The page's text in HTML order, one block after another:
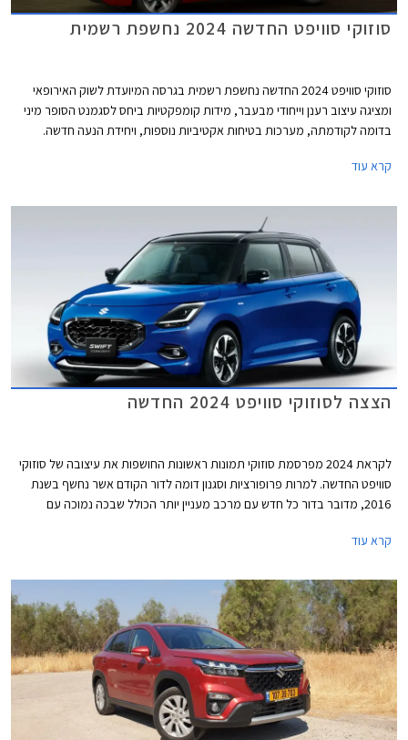
סוזוקי סוויפט החדשה 2024 נחשפת רשמית
סוזוקי סוויפט 2024 החדשה נחשפת רשמית בגרסה המיועדת לשוק האירופאי
ומציגה עיצוב רענן וייחודי מבעבר, מידות קומפקטיות ביחס לסגמנט הסופר מיני
בדומה לקודמתה, מערכות בטיחות אקטיביות נוספות, ויחידת הנעה חדשה.
מהנה, יכולת תמרון גבוהה בסביבה עירונית, צריכת דלק נמוכה ומחיר נגיש.
קרא עוד
הצצה לסוזוקי סוויפט 2024 החדשה
לקראת 2024 מפרסמת סוזוקי תמונות ראשונות החושפות את עיצובה של סוזוקי
סוויפט החדשה. למרות פרופורציות וסגנון דומה לדור הקודם אשר נחשף בשנת
2016, מדובר בדור כל חדש עם מרכב מעניין יותר הכולל שבכה נמוכה עם
תאורה רבועות מאחור.
קרא עוד